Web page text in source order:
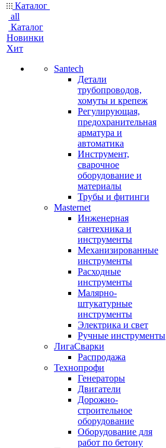
Каталог
all
Каталог
Новинки
Хит
Santech
Детали
трубопроводов,
хомуты и крепеж
Регулирующая,
предохранительная
арматура и
автоматика
Инструмент,
сварочное
оборудование и
материалы
Трубы и фитинги
Masternet
Инженерная
сантехника и
инструменты
Механизированные
инструменты
Расходные
инструменты
Малярно-
штукатурные
инструменты
Электрика и свет
Ручные инструменты
ЛигаСварки
Распродажа
Технопрофи
Генераторы
Двигатели
Дорожно-
строительное
оборудование
Оборудование для
работ по бетону